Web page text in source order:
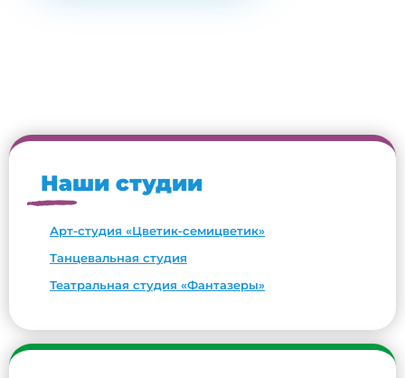
Наши студии
Арт-студия «Цветик-семицветик»
Танцевальная студия
Театральная студия «Фантазеры»